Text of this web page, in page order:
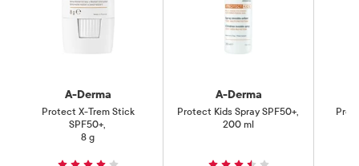
A-Derma
Protect X-Trem Stick
SPF50+,
8 g
A-Derma
Protect Kids Spray SPF50+,
200 ml